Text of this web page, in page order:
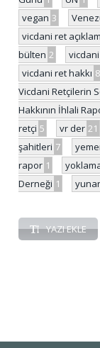
vegan 3
vicdani ret
bülten 2
vicdani ret hakkı 8
Vicdani Retçilerin
Hakkının İhlali
retçi 5 vr der 21
şahitleri 7
rapor 1
Derneği 1
YAZI EKLE